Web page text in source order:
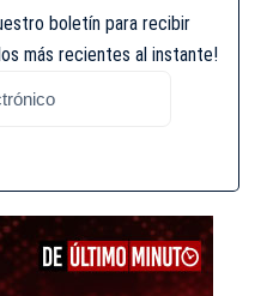
boletín para recibir
más recientes al instante!